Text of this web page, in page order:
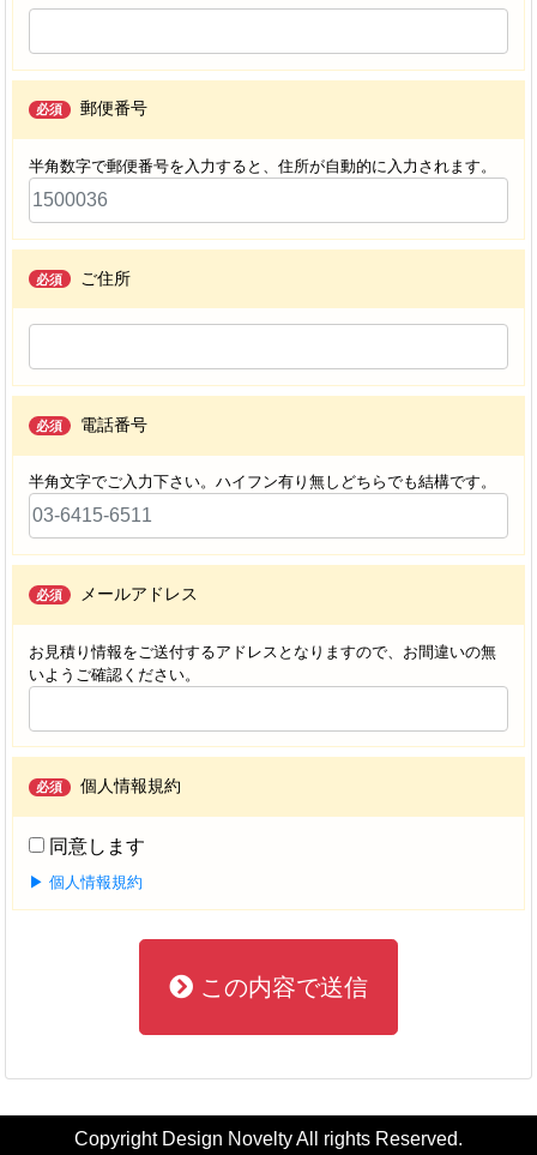
必須 郵便番号
半角数字で郵便番号を入力すると、住所が自動的に入力されます。
必須 ご住所
必須 電話番号
半角文字でご入力下さい。ハイフン有り無しどちらでも結構です。
必須 メールアドレス
お見積り情報をご送付するアドレスとなりますので、お間違いの無
いようご確認ください。
必須 個人情報規約
同意します
▶ 個人情報規約
この内容で送信
Copyright Design Novelty All rights Reserved.